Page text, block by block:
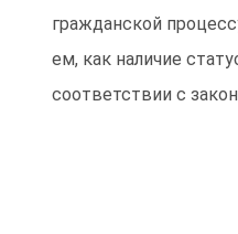
гражданской
ем, как наличие
соответствии с